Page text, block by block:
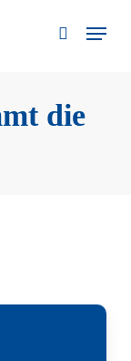
search
Menu
die